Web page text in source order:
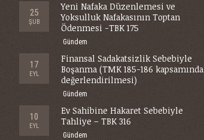
25
ŞUB
Yeni Nafaka Düzenlemesi ve
Yoksulluk Nafakasının Toptan
Ödenmesi -TBK 175
Gündem
17
EYL
Finansal Sadakatsizlik Sebebiyle
Boşanma (TMK 185-186 kapsamında
değerlendirilmesi)
Gündem
10
EYL
Ev Sahibine Hakaret Sebebiyle
Tahliye – TBK 316
Gündem